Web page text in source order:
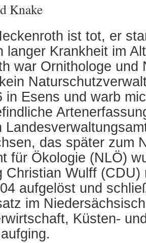
Seele
trägt“
Knake
ist tot, er
langer Krankheit im
war Ornithologe und
in Esens und warb
das später zum
für Ökologie (NLÖ)
Christian Wulff (CDU)
aufgelöst und
im
Küsten-